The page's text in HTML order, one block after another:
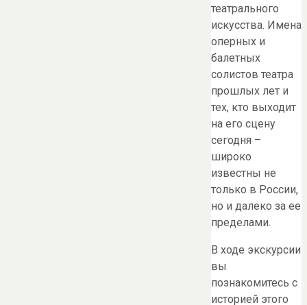
театрального
искусства. Имена
оперных и
балетных
солистов театра
прошлых лет и
тех, кто выходит
на его сцену
сегодня –
широко
известны не
только в России,
но и далеко за ее
пределами.
В ходе экскурсии
вы
познакомитесь с
историей этого